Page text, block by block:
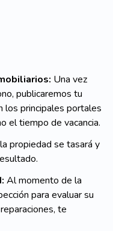
Una vez
publicaremos tu
los principales portales
el tiempo de vacancia.
propiedad se tasará y
Al momento de la
para evaluar su
te